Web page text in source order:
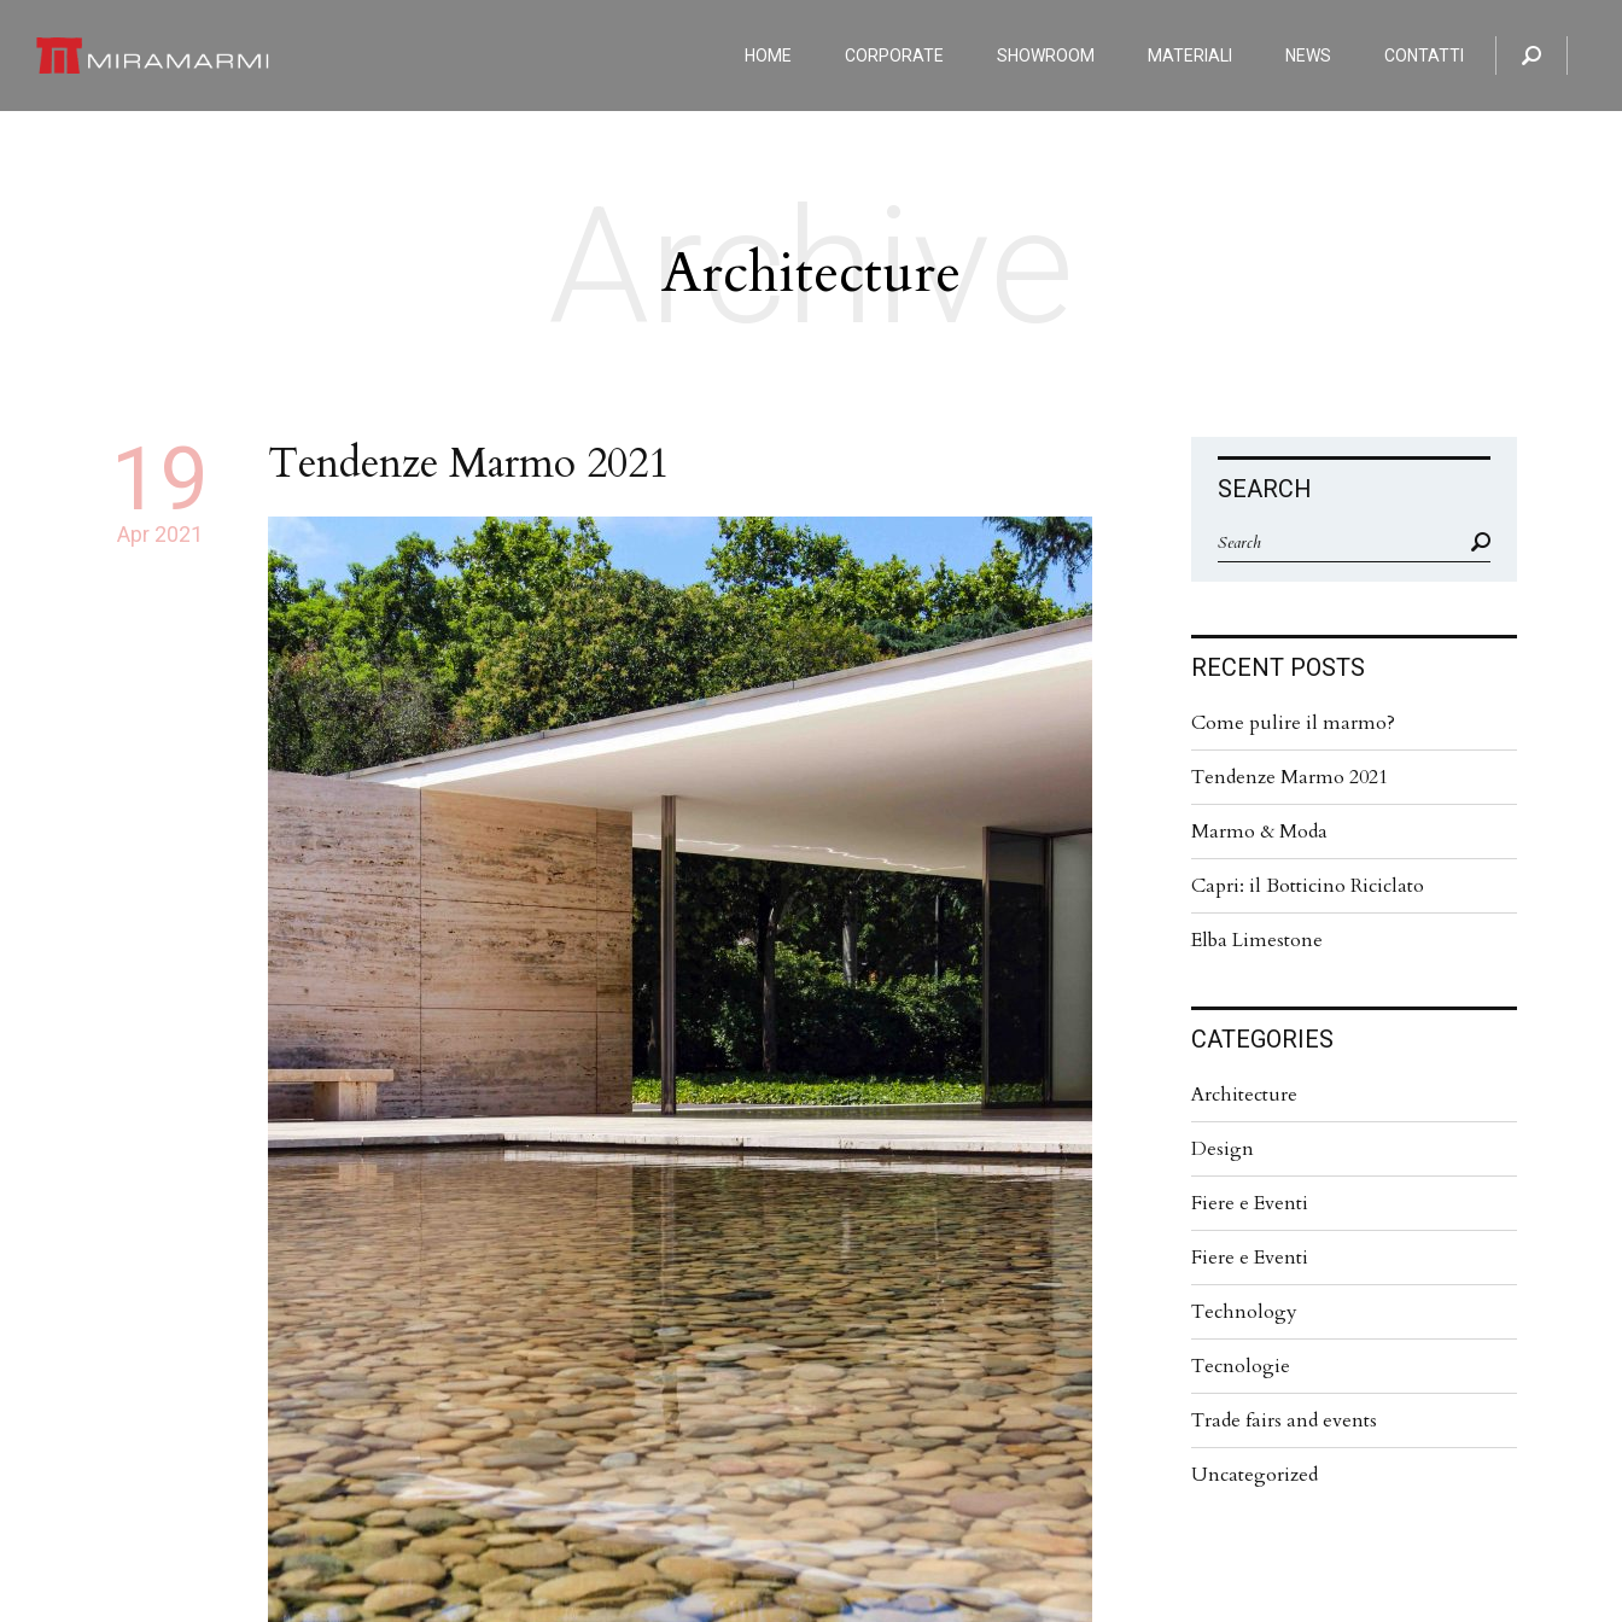
HOME CORPORATE SHOWROOM MATERIALI NEWS CONTATTI
Archive
Architecture
19
Apr 2021
Tendenze Marmo 2021 SEARCH
RECENT POSTS
Come pulire il marmo?
Tendenze Marmo 2021
Marmo & Moda
Capri: il Botticino Riciclato
Elba Limestone
CATEGORIES
Architecture
Design
Fiere e Eventi
Fiere e Eventi
Technology
Tecnologie
Trade fairs and events
Uncategorized